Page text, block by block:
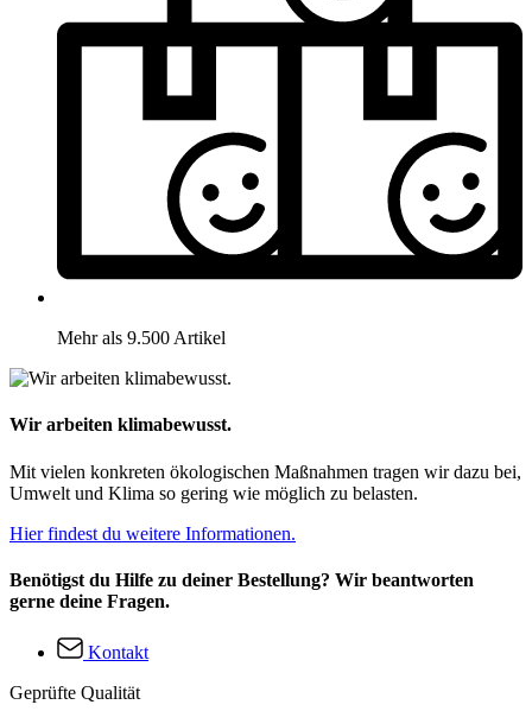
Mehr als 9.500 Artikel
Wir arbeiten klimabewusst.
Mit vielen konkreten ökologischen Maßnahmen tragen wir dazu bei,
Umwelt und Klima so gering wie möglich zu belasten.
Hier findest du weitere Informationen.
Benötigst du Hilfe zu deiner Bestellung? Wir beantworten
gerne deine Fragen.
Kontakt
Geprüfte Qualität